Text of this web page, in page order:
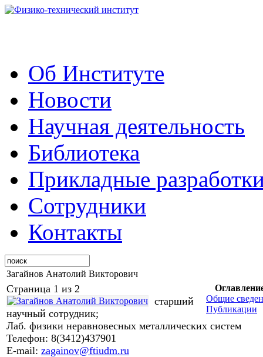
Об Институте
Новости
Научная деятельность
Библиотека
Прикладные
Сотрудники
Контакты
Загайнов Анатолий Викторович
Общие
Публикации
Страница 1 из 2
старший
научный сотрудник;
Лаб. физики неравновесных металлических систем
Телефон: 8(3412)437901
E-mail: zagainov@ftiudm.ru